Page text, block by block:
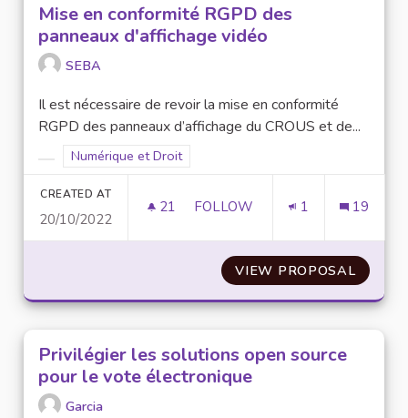
Mise en conformité RGPD des
panneaux d'affichage vidéo
SEBA
Il est nécessaire de revoir la mise en conformité
RGPD des panneaux d’affichage du CROUS et de...
Filter results for category:
Filter results for scope: Numérique et Droit
Numérique et Droit
CREATED AT
20/10/2022
21 21 FOLLOWERS
FOLLOW 1 19
VIEW PROPOSALMISE
Privilégier les solutions open source
pour le vote électronique
Garcia